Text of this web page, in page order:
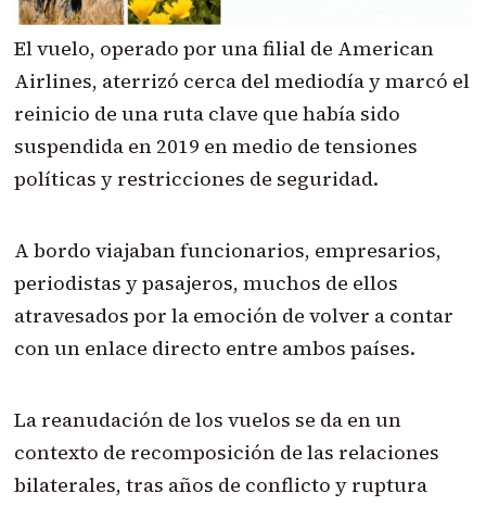
El vuelo, operado por una filial de American
Airlines, aterrizó cerca del mediodía y marcó el
reinicio de una ruta clave que había sido
suspendida en 2019 en medio de tensiones
políticas y restricciones de seguridad.
A bordo viajaban funcionarios, empresarios,
periodistas y pasajeros, muchos de ellos
atravesados por la emoción de volver a contar
con un enlace directo entre ambos países.
La reanudación de los vuelos se da en un
contexto de recomposición de las relaciones
bilaterales, tras años de conflicto y ruptura